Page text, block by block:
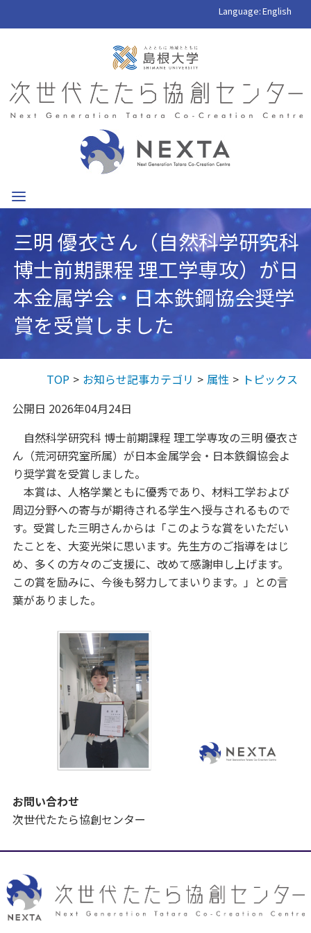
Language:English
三明 優衣さん（自然科学研究科
博士前期課程 理工学専攻）が日
本金属学会・日本鉄鋼協会奨学
賞を受賞しました
TOP お知らせ記事カテゴリ 属性
トピックス
公開日 2026年04月24日
自然科学研究科 博士前期課程 理工学専攻の三明 優衣さ
ん（荒河研究室所属）が日本金属学会・日本鉄鋼協会よ
り奨学賞を受賞しました。
本賞は、人格学業ともに優秀であり、材料工学および
周辺分野への寄与が期待される学生へ授与されるもので
す。受賞した三明さんからは「このような賞をいただい
たことを、大変光栄に思います。先生方のご指導をはじ
め、多くの方々のご支援に、改めて感謝申し上げます。
この賞を励みに、今後も努力してまいります。」との言
葉がありました。
お問い合わせ
次世代たたら協創センター